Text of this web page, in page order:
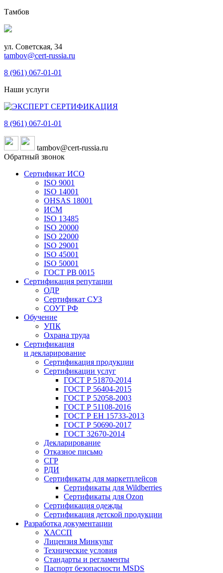
Тамбов
ул. Советская, 34
tambov@cert-russia.ru
8 (961) 067-01-01
Наши услуги
8 (961) 067-01-01
tambov@cert-russia.ru
Обратный звонок
Сертификат ИСО
ISO 9001
ISO 14001
OHSAS 18001
ИСМ
ISO 13485
ISO 20000
ISO 22000
ISO 29001
ISO 45001
ISO 50001
ГОСТ РВ 0015
Сертификация репутации
ОДР
Сертификат СУЗ
СОУТ РФ
Обучение
УПК
Охрана труда
Сертификация
и декларирование
Сертификация продукции
Сертификации услуг
ГОСТ Р 51870-2014
ГОСТ Р 56404-2015
ГОСТ Р 52058-2003
ГОСТ Р 51108-2016
ГОСТ Р ЕН 15733-2013
ГОСТ Р 50690-2017
ГОСТ 32670-2014
Декларирование
Отказное письмо
СГР
РДИ
Сертификаты для маркетплейсов
Сертификаты для Wildberries
Сертификаты для Ozon
Сертификация одежды
Сертификация детской продукции
Разработка документации
ХАССП
Лицензия Минкульт
Технические условия
Стандарты и регламенты
Паспорт безопасности MSDS